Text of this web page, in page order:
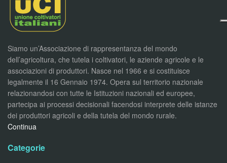
Siamo un’Associazione di rappresentanza del mondo
dell’agricoltura, che tutela i coltivatori, le aziende agricole e le
associazioni di produttori. Nasce nel 1966 e si costituisce
legalmente il 16 Gennaio 1974. Opera sul territorio nazionale
relazionandosi con tutte le Istituzioni nazionali ed europee,
partecipa ai processi decisionali facendosi interprete delle istanze
dei produttori agricoli e della tutela del mondo rurale.
Continua
Categorie